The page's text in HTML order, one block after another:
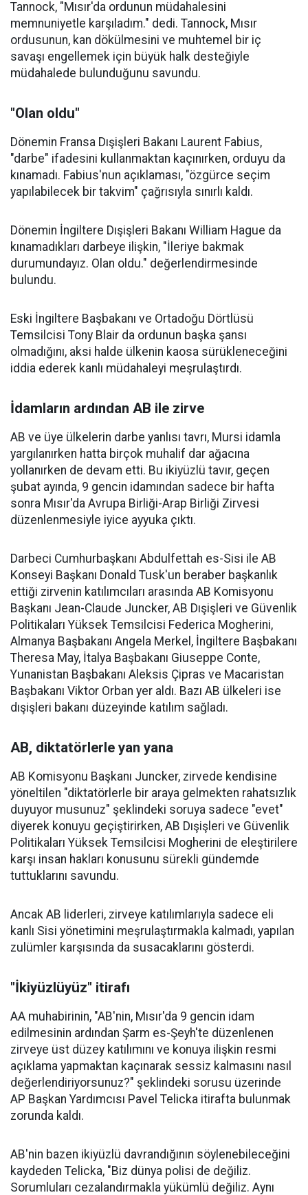
Tannock, "Mısır'da ordunun müdahalesini
memnuniyetle karşıladım." dedi. Tannock, Mısır
ordusunun, kan dökülmesini ve muhtemel bir iç
savaşı engellemek için büyük halk desteğiyle
müdahalede bulunduğunu savundu.
"Olan oldu"
Dönemin Fransa Dışişleri Bakanı Laurent Fabius,
"darbe" ifadesini kullanmaktan kaçınırken, orduyu da
kınamadı. Fabius'nun açıklaması, "özgürce seçim
yapılabilecek bir takvim" çağrısıyla sınırlı kaldı.
Dönemin İngiltere Dışişleri Bakanı William Hague da
kınamadıkları darbeye ilişkin, "İleriye bakmak
durumundayız. Olan oldu." değerlendirmesinde
bulundu.
Eski İngiltere Başbakanı ve Ortadoğu Dörtlüsü
Temsilcisi Tony Blair da ordunun başka şansı
olmadığını, aksi halde ülkenin kaosa sürükleneceğini
iddia ederek kanlı müdahaleyi meşrulaştırdı.
İdamların ardından AB ile zirve
AB ve üye ülkelerin darbe yanlısı tavrı, Mursi idamla
yargılanırken hatta birçok muhalif dar ağacına
yollanırken de devam etti. Bu ikiyüzlü tavır, geçen
şubat ayında, 9 gencin idamından sadece bir hafta
sonra Mısır'da Avrupa Birliği-Arap Birliği Zirvesi
düzenlenmesiyle iyice ayyuka çıktı.
Darbeci Cumhurbaşkanı Abdulfettah es-Sisi ile AB
Konseyi Başkanı Donald Tusk'un beraber başkanlık
ettiği zirvenin katılımcıları arasında AB Komisyonu
Başkanı Jean-Claude Juncker, AB Dışişleri ve Güvenlik
Politikaları Yüksek Temsilcisi Federica Mogherini,
Almanya Başbakanı Angela Merkel, İngiltere Başbakanı
Theresa May, İtalya Başbakanı Giuseppe Conte,
Yunanistan Başbakanı Aleksis Çipras ve Macaristan
Başbakanı Viktor Orban yer aldı. Bazı AB ülkeleri ise
dışişleri bakanı düzeyinde katılım sağladı.
AB, diktatörlerle yan yana
AB Komisyonu Başkanı Juncker, zirvede kendisine
yöneltilen "diktatörlerle bir araya gelmekten rahatsızlık
duyuyor musunuz" şeklindeki soruya sadece "evet"
diyerek konuyu geçiştirirken, AB Dışişleri ve Güvenlik
Politikaları Yüksek Temsilcisi Mogherini de eleştirilere
karşı insan hakları konusunu sürekli gündemde
tuttuklarını savundu.
Ancak AB liderleri, zirveye katılımlarıyla sadece eli
kanlı Sisi yönetimini meşrulaştırmakla kalmadı, yapılan
zulümler karşısında da susacaklarını gösterdi.
"İkiyüzlüyüz" itirafı
AA muhabirinin, "AB'nin, Mısır'da 9 gencin idam
edilmesinin ardından Şarm es-Şeyh'te düzenlenen
zirveye üst düzey katılımını ve konuya ilişkin resmi
açıklama yapmaktan kaçınarak sessiz kalmasını nasıl
değerlendiriyorsunuz?" şeklindeki sorusu üzerinde
AP Başkan Yardımcısı Pavel Telicka itirafta bulunmak
zorunda kaldı.
AB'nin bazen ikiyüzlü davrandığının söylenebileceğini
kaydeden Telicka, "Biz dünya polisi de değiliz.
Sorumluları cezalandırmakla yükümlü değiliz. Aynı